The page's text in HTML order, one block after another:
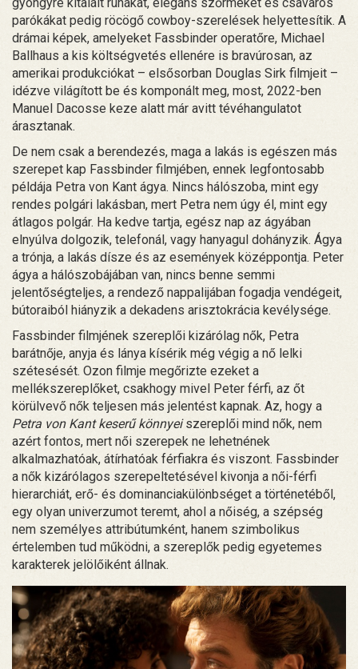
parókákat pedig röcögő cowboy-szerelések helyettesítik. A
drámai képek, amelyeket Fassbinder operatőre, Michael
Ballhaus a kis költségvetés ellenére is bravúrosan, az
amerikai produkciókat – elsősorban Douglas Sirk filmjeit –
idézve világított be és komponált meg, most, 2022-ben
Manuel Dacosse keze alatt már avitt tévéhangulatot
árasztanak.
De nem csak a berendezés, maga a lakás is egészen más
szerepet kap Fassbinder filmjében, ennek legfontosabb
példája Petra von Kant ágya. Nincs hálószoba, mint egy
rendes polgári lakásban, mert Petra nem úgy él, mint egy
átlagos polgár. Ha kedve tartja, egész nap az ágyában
elnyúlva dolgozik, telefonál, vagy hanyagul dohányzik. Ágya
a trónja, a lakás dísze és az események középpontja. Peter
ágya a hálószobájában van, nincs benne semmi
jelentőségteljes, a rendező nappalijában fogadja vendégeit,
bútoraiból hiányzik a dekadens arisztokrácia kevélysége.
Fassbinder filmjének szereplői kizárólag nők, Petra
barátnője, anyja és lánya kísérik még végig a nő lelki
szétesését. Ozon filmje megőrizte ezeket a
mellékszereplőket, csakhogy mivel Peter férfi, az őt
körülvevő nők teljesen más jelentést kapnak. Az, hogy a
Petra von Kant keserű könnyeiszereplői mind nők, nem
azért fontos, mert női szerepek ne lehetnének
alkalmazhatóak, átírhatóak férfiakra és viszont. Fassbinder
a nők kizárólagos szerepeltetésével kivonja a női-férfi
hierarchiát, erő- és dominanciakülönbséget a történetéből,
egy olyan univerzumot teremt, ahol a nőiség, a szépség
nem személyes attribútumként, hanem szimbolikus
értelemben tud működni, a szereplők pedig egyetemes
karakterek jelölőiként állnak.